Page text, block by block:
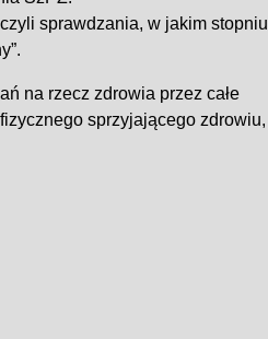
sprawdzania, w jakim stopniu
na rzecz zdrowia przez całe
sprzyjającego zdrowiu,